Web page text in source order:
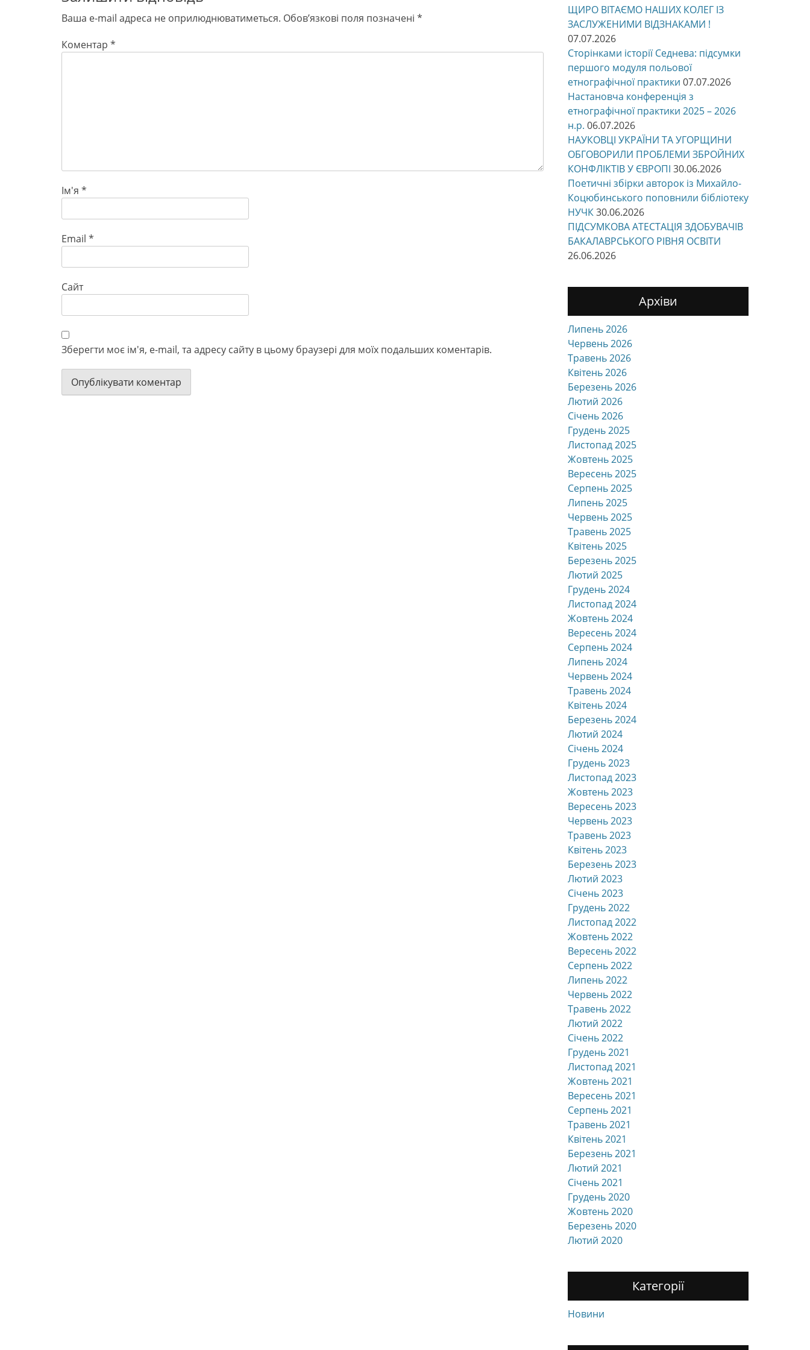
Ваша e-mail адреса не оприлюднюватиметься. Обов’язкові поля позначені *
Коментар *
Ім'я *
Email *
Сайт
Зберегти моє ім'я, e-mail, та адресу сайту в цьому браузері для моїх подальших коментарів.
ЩИРО ВІТАЄМО НАШИХ КОЛЕГ ІЗ
ЗАСЛУЖЕНИМИ ВІДЗНАКАМИ !
07.07.2026
Сторінками історії Седнева: підсумки
першого модуля польової
етнографічної практики 07.07.2026
Настановча конференція з
етнографічної практики 2025 – 2026
н.р. 06.07.2026
НАУКОВЦІ УКРАЇНИ ТА УГОРЩИНИ
ОБГОВОРИЛИ ПРОБЛЕМИ ЗБРОЙНИХ
КОНФЛІКТІВ У ЄВРОПІ 30.06.2026
Поетичні збірки авторок із Михайло-
Коцюбинського поповнили бібліотеку
НУЧК30.06.2026
ПІДСУМКОВА АТЕСТАЦІЯ ЗДОБУВАЧІВ
БАКАЛАВРСЬКОГО РІВНЯ ОСВІТИ
26.06.2026
Архіви
Липень 2026
Червень 2026
Травень 2026
Квітень 2026
Березень 2026
Лютий 2026
Січень 2026
Грудень 2025
Листопад 2025
Жовтень 2025
Вересень 2025
Серпень 2025
Липень 2025
Червень 2025
Травень 2025
Квітень 2025
Березень 2025
Лютий 2025
Грудень 2024
Листопад 2024
Жовтень 2024
Вересень 2024
Серпень 2024
Липень 2024
Червень 2024
Травень 2024
Квітень 2024
Березень 2024
Лютий 2024
Січень 2024
Грудень 2023
Листопад 2023
Жовтень 2023
Вересень 2023
Червень 2023
Травень 2023
Квітень 2023
Березень 2023
Лютий 2023
Січень 2023
Грудень 2022
Листопад 2022
Жовтень 2022
Вересень 2022
Серпень 2022
Липень 2022
Червень 2022
Травень 2022
Лютий 2022
Січень 2022
Грудень 2021
Листопад 2021
Жовтень 2021
Вересень 2021
Серпень 2021
Травень 2021
Квітень 2021
Березень 2021
Лютий 2021
Січень 2021
Грудень 2020
Жовтень 2020
Березень 2020
Лютий 2020
Категорії
Новини